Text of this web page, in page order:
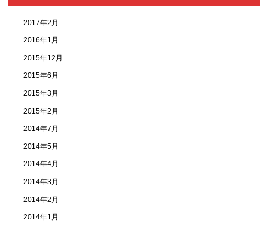
2017年2月
2016年1月
2015年12月
2015年6月
2015年3月
2015年2月
2014年7月
2014年5月
2014年4月
2014年3月
2014年2月
2014年1月